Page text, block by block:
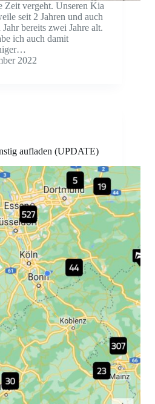
Zeit vergeht. Unseren Kia
seit 2 Jahren und auch
bereits zwei Jahre alt.
ich auch damit
2022
aufladen (UPDATE)